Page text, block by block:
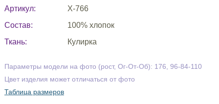
Артикул:
Х-766
Состав:
100% хлопок
Ткань:
Кулирка
Параметры модели на фото (рост, Ог-От-Об): 176, 96-84-110
Цвет изделия может отличаться от фото
Таблица размеров